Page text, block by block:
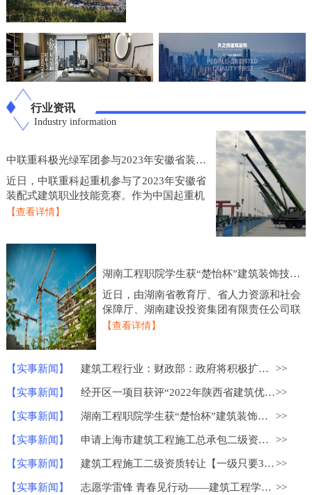
行业资讯
Industry information
中联重科极光绿军团参与2023年安徽省装配式建筑职业技能竞赛
近日，中联重科起重机参与了2023年安徽省
装配式建筑职业技能竞赛。作为中国起重机
制造业的龙头企业，中联重科起重机在技术
【查看详情】
湖南工程职院学生获“楚怡杯”建筑装饰技术应用比赛一等奖
近日，由湖南省教育厅、省人力资源和社会
保障厅、湖南建设投资集团有限责任公司联
合主办的2023年度“楚怡杯”湖南省职业院校
【查看详情】
【实事新闻】 建筑工程行业：财政部：政府将积极扩大重点领域的建设投资 >>
【实事新闻】 经开区一项目获评“2022年陕西省建筑优质结构工程”>>
【实事新闻】 湖南工程职院学生获“楚怡杯”建筑装饰技术应用比赛一等奖 >>
【实事新闻】 申请上海市建筑工程施工总承包二级资质？ >>
【实事新闻】 建筑工程施工二级资质转让【一级只要30W】>>
【实事新闻】 志愿学雷锋 青春见行动——建筑工程学院学雷锋志愿服务系列活动 >>